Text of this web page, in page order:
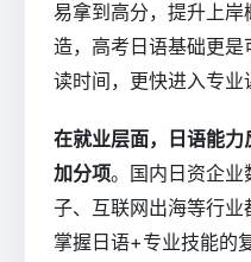
易拿到高分，提升上
造，高考日语基础更
读时间，更快进入专业
在就业层面，日语能
加分项。国内日资企业
子、互联网出海等行业
掌握日语+专业技能的